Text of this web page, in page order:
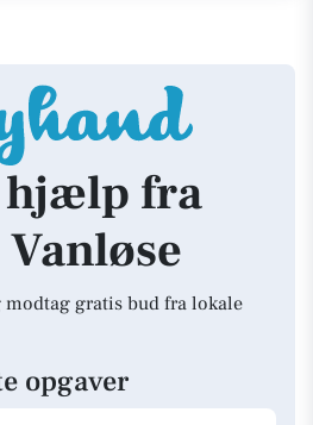
fra
modtag gratis bud fra lokale
opgaver